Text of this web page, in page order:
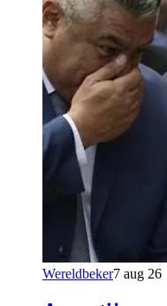
Wereldbeker7 aug 26